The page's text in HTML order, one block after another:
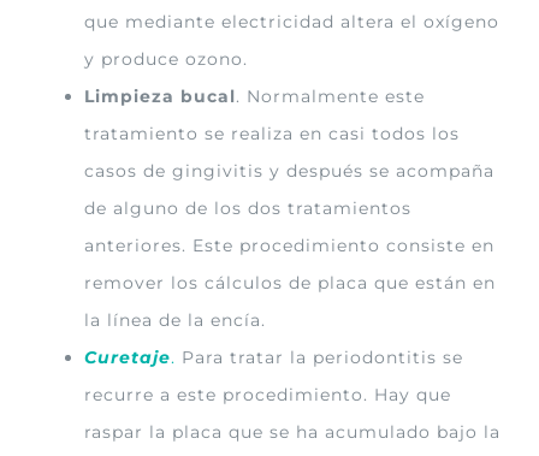
que mediante electricidad altera el oxígeno
y produce ozono.
Limpieza bucal. Normalmente este
tratamiento se realiza en casi todos los
casos de gingivitis y después se acompaña
de alguno de los dos tratamientos
anteriores. Este procedimiento consiste en
remover los cálculos de placa que están en
la línea de la encía.
Curetaje. Para tratar la periodontitis se
recurre a este procedimiento. Hay que
raspar la placa que se ha acumulado bajo la